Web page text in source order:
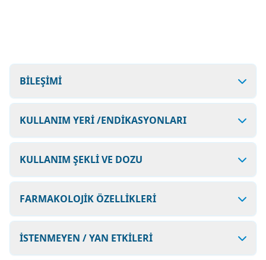
BİLEŞİMİ
KULLANIM YERİ /ENDİKASYONLARI
KULLANIM ŞEKLİ VE DOZU
FARMAKOLOJİK ÖZELLİKLERİ
İSTENMEYEN / YAN ETKİLERİ